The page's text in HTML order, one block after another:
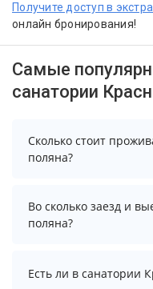
Получите доступ в
онлайн бронирования!
Самые
санатории
Сколько стоит
поляна?
Чтобы увидеть
санатории Красная
Во сколько заезд и
поляна?
Заезд возможен
осуществить до 12:00.
Есть ли в санатории